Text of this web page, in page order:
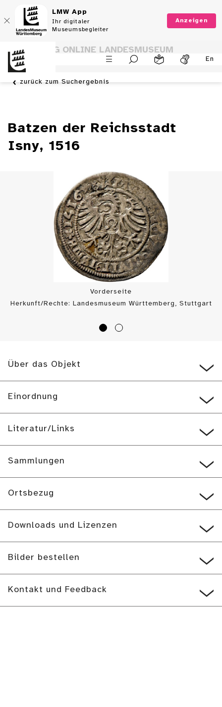
LMW App
Ihr digitaler
Museumsbegleiter
Anzeigen
En
SAMMLUNG ONLINE LANDESMUSEUM
WÜRTTEMBERG
zurück zum Suchergebnis
Batzen der Reichsstadt
Isny, 1516
Vorderseite
Herkunft/Rechte: Landesmuseum Württemberg, Stuttgart
Über das Objekt
Einordnung
Literatur/Links
Sammlungen
Ortsbezug
Downloads und Lizenzen
Bilder bestellen
Kontakt und Feedback